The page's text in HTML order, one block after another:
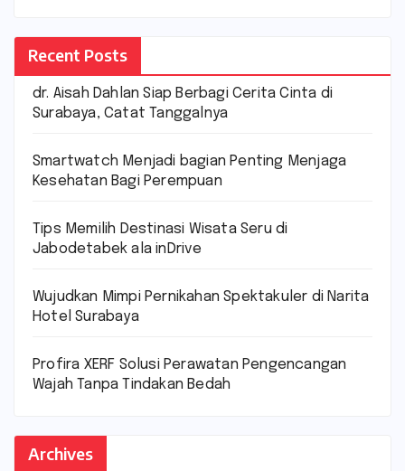
Recent Posts
dr. Aisah Dahlan Siap Berbagi Cerita Cinta di
Surabaya, Catat Tanggalnya
Smartwatch Menjadi bagian Penting Menjaga
Kesehatan Bagi Perempuan
Tips Memilih Destinasi Wisata Seru di
Jabodetabek ala inDrive
Wujudkan Mimpi Pernikahan Spektakuler di Narita
Hotel Surabaya
Profira XERF Solusi Perawatan Pengencangan
Wajah Tanpa Tindakan Bedah
Archives